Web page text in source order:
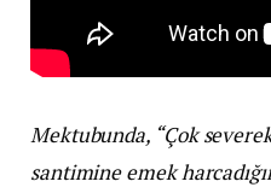
Mektubunda, “Çok
santimine emek